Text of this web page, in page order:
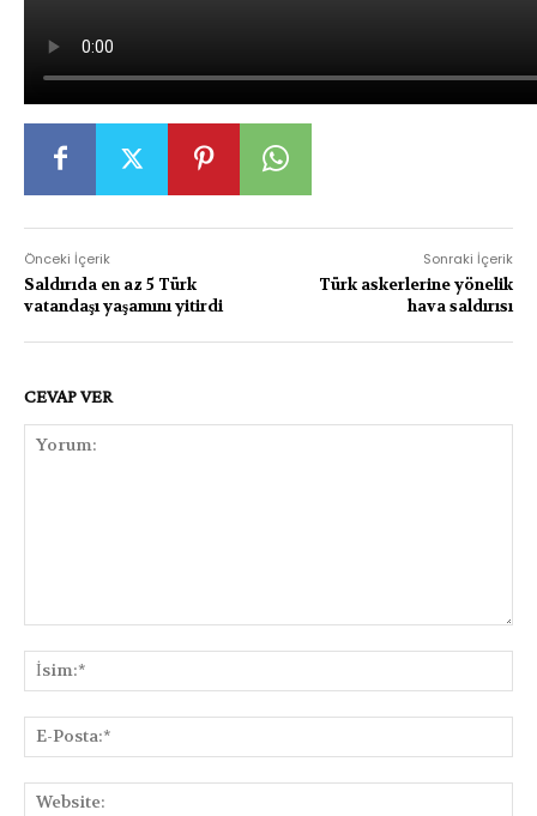
Önceki İçerik
Saldırıda en az 5 Türk
vatandaşı yaşamını yitirdi
Sonraki İçerik
Türk askerlerine yönelik
hava saldırısı
CEVAP VER